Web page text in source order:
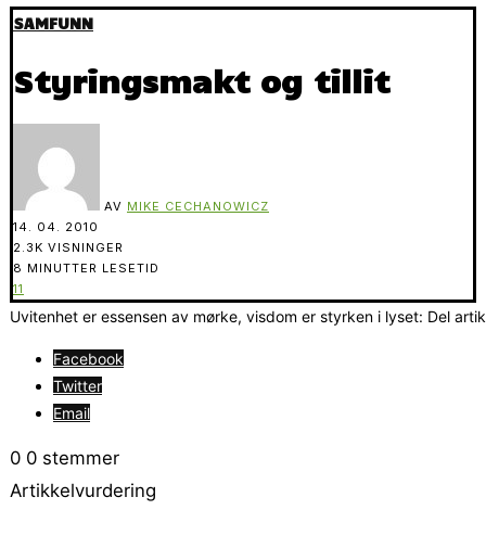
SAMFUNN
Styringsmakt og tillit
AV MIKE CECHANOWICZ
14. 04. 2010
2.3K VISNINGER
8 MINUTTER LESETID
11
Uvitenhet er essensen av mørke, visdom er styrken i lyset: Del
Facebook
Twitter
Email
0 0 stemmer
Artikkelvurdering